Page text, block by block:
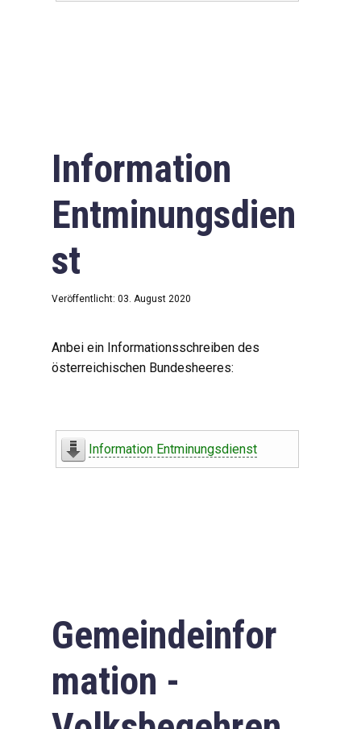
Information
Entminungsdien
st
Veröffentlicht: 03. August 2020
Anbei ein Informationsschreiben des
österreichischen Bundesheeres:
Information Entminungsdienst
Gemeindeinfor
mation -